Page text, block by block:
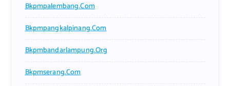
Bkpmpalembang.com
Bkpmpangkalpinang.com
Bkpmbandarlampung.org
Bkpmserang.com